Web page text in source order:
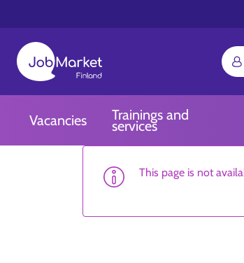
Vacancies Trainings and
services
This page is not